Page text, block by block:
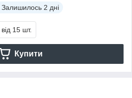
Залишилось 2 дні
від 15 шт.
Купити